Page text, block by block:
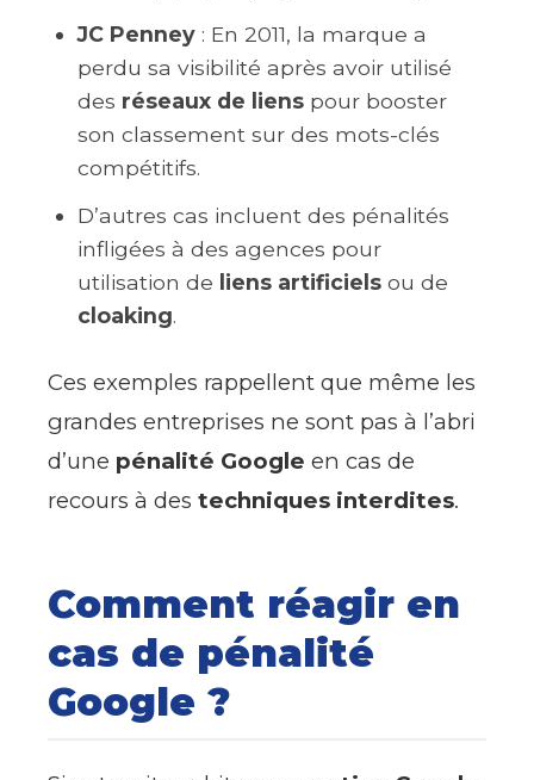
JC Penney : En 2011, la marque a
perdu sa visibilité après avoir utilisé
des réseaux de liens pour booster
son classement sur des mots-clés
compétitifs.
D’autres cas incluent des pénalités
infligées à des agences pour
utilisation de liens artificiels ou de
cloaking.
Ces exemples rappellent que même les
grandes entreprises ne sont pas à l’abri
d’une pénalité Google en cas de
recours à des techniques interdites.
Comment réagir en
cas de pénalité
Google ?